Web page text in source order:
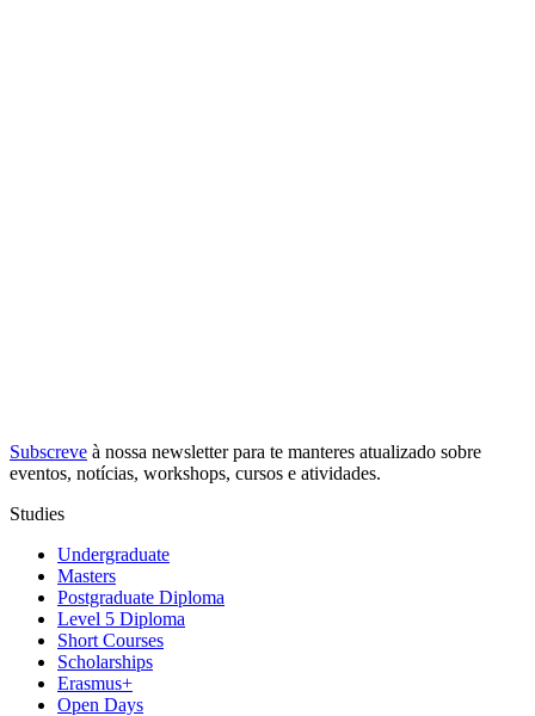
Subscreve à nossa newsletterpara te manteres atualizado sobre
eventos, notícias, workshops, cursos e atividades.
Studies
Undergraduate
Masters
Postgraduate Diploma
Level 5 Diploma
Short Courses
Scholarships
Erasmus+
Open Days